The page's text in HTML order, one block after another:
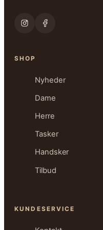
SHOP
Nyheder
Dame
Herre
Tasker
Handsker
Tilbud
KUNDESERVICE